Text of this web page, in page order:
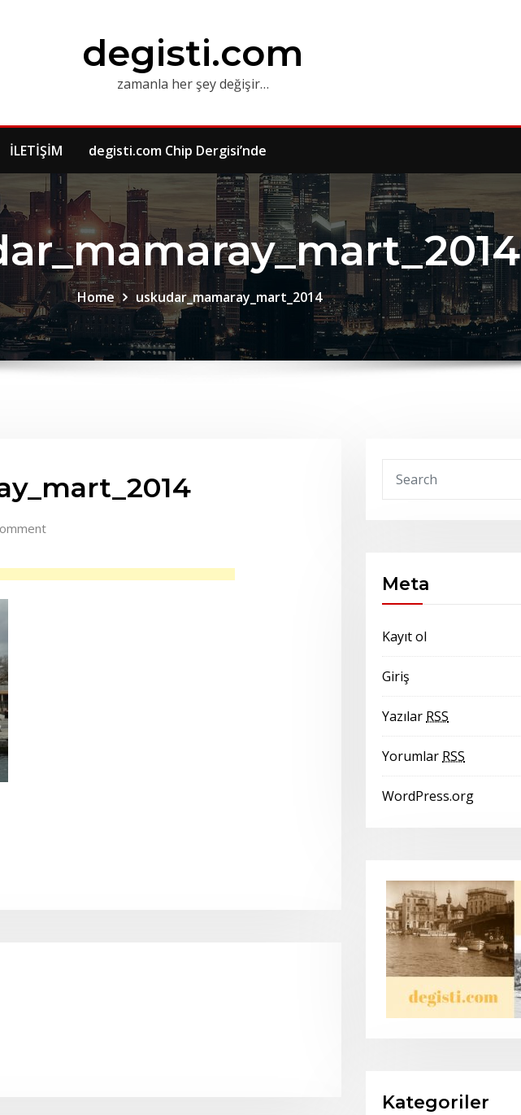
degisti.com
zamanla her şey değişir…
İLETİŞİM degisti.com Chip Dergisi’nde
Home uskudar_mamaray_mart_2014
Meta
Kayıt ol
Giriş
Yazılar RSS
Yorumlar RSS
WordPress.org
Kategoriler